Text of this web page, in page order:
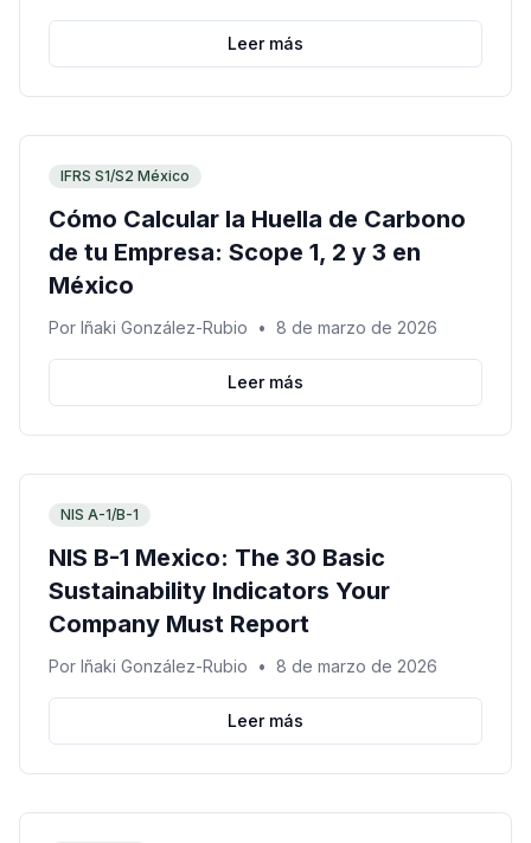
Leer más
IFRS S1/S2 México
Cómo Calcular la Huella de Carbono
de tu Empresa: Scope 1, 2 y 3 en
México
Por Iñaki González-Rubio • 8 de marzo de 2026
Leer más
NIS A-1/B-1
NIS B-1 Mexico: The 30 Basic
Sustainability Indicators Your
Company Must Report
Por Iñaki González-Rubio • 8 de marzo de 2026
Leer más